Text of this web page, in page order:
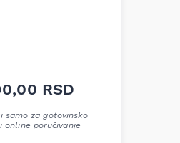
RSD
samo za gotovinsko
online poručivanje